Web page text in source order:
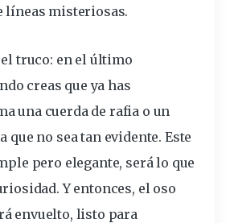
líneas misteriosas.
truco: en el último
creas que ya has
una cuerda de rafia o un
que no sea tan evidente. Este
pero elegante, será lo que
Y entonces, el oso
envuelto, listo para